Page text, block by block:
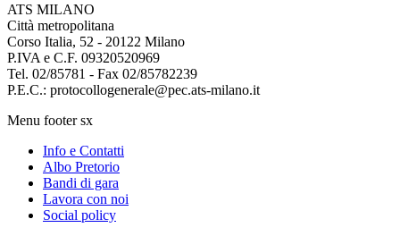
ATS MILANO
Città metropolitana
Corso Italia, 52 - 20122 Milano
P.IVA e C.F. 09320520969
Tel. 02/85781 - Fax 02/85782239
P.E.C.: protocollogenerale@pec.ats-milano.it
Menu footer sx
Info e Contatti
Albo Pretorio
Bandi di gara
Lavora con noi
Social policy